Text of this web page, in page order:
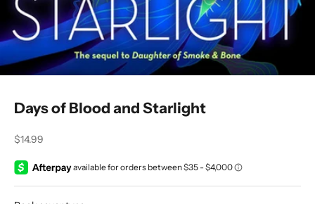
Days of Blood and Starlight
Prix de vente
$14.99